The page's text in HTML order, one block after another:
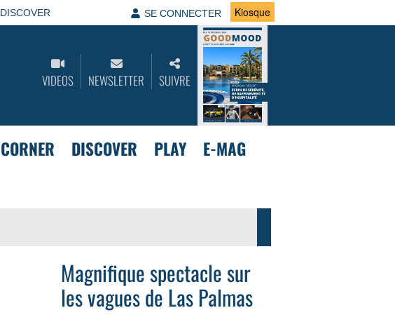
DISCOVER SE CONNECTER Kiosque
VIDEOS NEWSLETTER SUIVRE
CORNER DISCOVER PLAY E-MAG
Magnifique spectacle sur
les vagues de Las Palmas